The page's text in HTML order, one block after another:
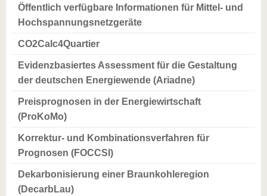
Öffentlich verfügbare Informationen für Mittel- und
Hochspannungsnetzgeräte
CO2Calc4Quartier
Evidenzbasiertes Assessment für die Gestaltung
der deutschen Energiewende (Ariadne)
Preisprognosen in der Energiewirtschaft
(ProKoMo)
Korrektur- und Kombinationsverfahren für
Prognosen (FOCCSI)
Dekarbonisierung einer Braunkohleregion
(DecarbLau)